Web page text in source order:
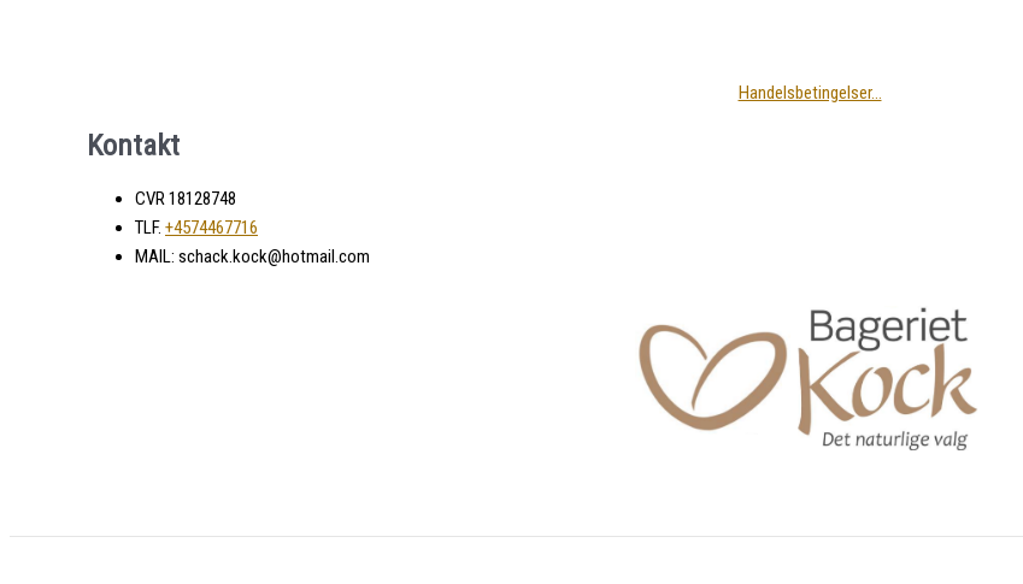
Handelsbetingelser…
Kontakt
CVR 18128748
TLF. +4574467716
MAIL: schack.kock@hotmail.com